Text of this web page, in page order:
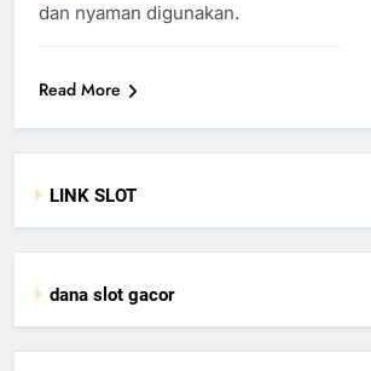
dan nyaman digunakan.
Read More
LINK SLOT
dana slot gacor